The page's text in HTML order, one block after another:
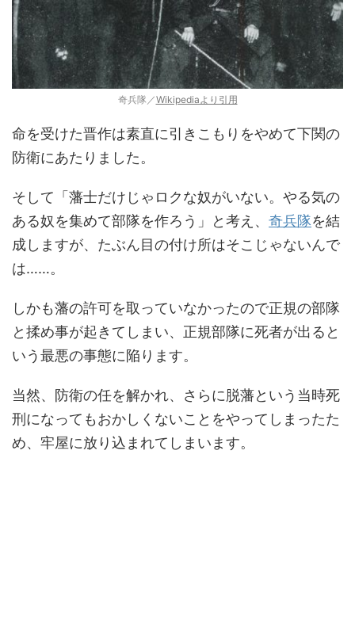
奇兵隊／Wikipediaより引用
命を受けた晋作は素直に引きこもりをやめて下関の
防衛にあたりました。
そして「藩士だけじゃロクな奴がいない。やる気の
ある奴を集めて部隊を作ろう」と考え、 奇兵隊を結
成しますが、たぶん目の付け所はそこじゃないんで
は……。
しかも藩の許可を取っていなかったので正規の部隊
と揉め事が起きてしまい、正規部隊に死者が出ると
いう最悪の事態に陥ります。
当然、防衛の任を解かれ、さらに脱藩という当時死
刑になってもおかしくないことをやってしまったた
め、牢屋に放り込まれてしまいます。